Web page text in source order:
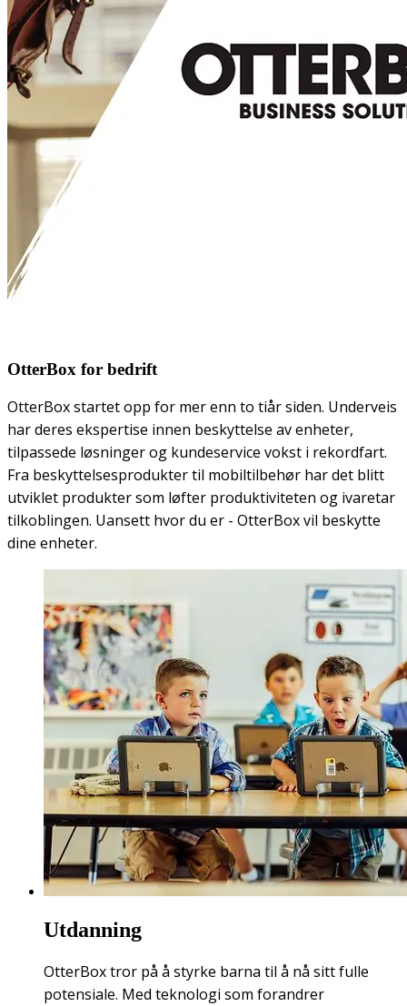
OtterBox for bedrift
OtterBox startet opp for mer enn to tiår siden. Underveis
har deres ekspertise innen beskyttelse av enheter,
tilpassede løsninger og kundeservice vokst i rekordfart.
Fra beskyttelsesprodukter til mobiltilbehør har det blitt
utviklet produkter som løfter produktiviteten og ivaretar
tilkoblingen. Uansett hvor du er - OtterBox vil beskytte
dine enheter.
Utdanning
OtterBox tror på å styrke barna til å nå sitt fulle
potensiale. Med teknologi som forandrer